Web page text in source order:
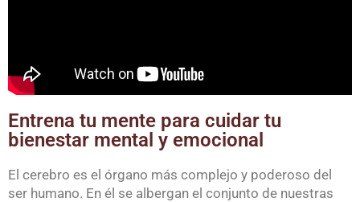
Entrena tu mente para cuidar tu
bienestar mental y emocional
El cerebro es el órgano más complejo y poderoso del
ser humano. En él se albergan el conjunto de nuestras